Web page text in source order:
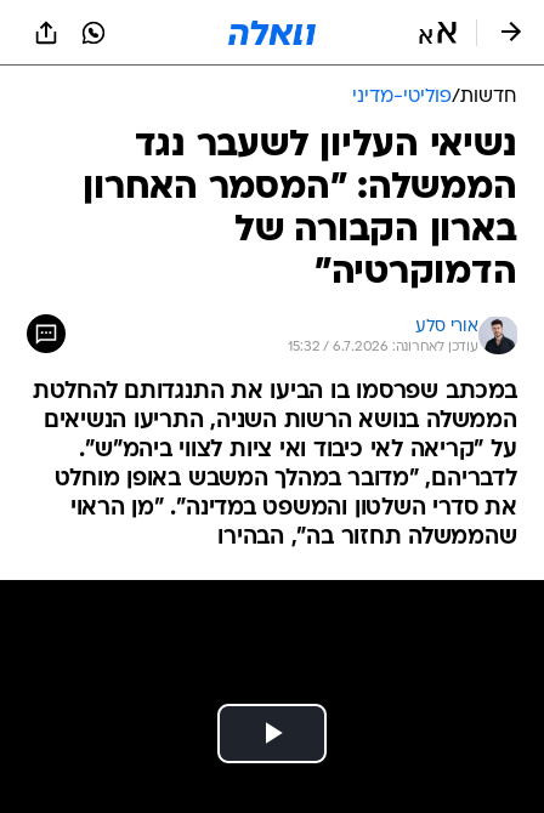
חדשות/פוליטי-מדיני
נשיאי העליון לשעבר נגד
הממשלה: "המסמר האחרון
בארון הקבורה של
הדמוקרטיה"
אורי סלע
עודכן לאחרונה: 6.7.2026 / 15:32
במכתב שפרסמו בו הביעו את התנגדותם להחלטת
הממשלה בנושא הרשות השניה, התריעו הנשיאים
על "קריאה לאי כיבוד ואי ציות לצווי ביהמ"ש".
לדבריהם, "מדובר במהלך המשבש באופן מוחלט
את סדרי השלטון והמשפט במדינה". "מן הראוי
שהממשלה תחזור בה", הבהירו